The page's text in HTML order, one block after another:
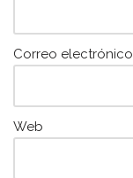
Correo electrónico
Web